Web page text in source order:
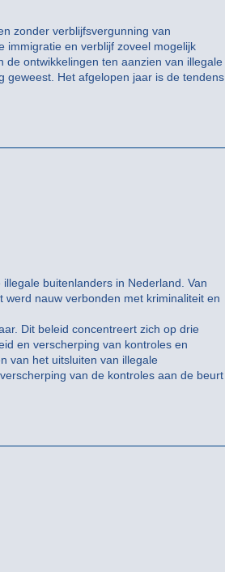
zonder verblijfsvergunning van
immigratie en verblijf zoveel mogelijk
ontwikkelingen ten aanzien van illegale
geweest. Het afgelopen jaar is de tendens
buitenlanders in Nederland. Van
nauw verbonden met kriminaliteit en
Dit beleid concentreert zich op drie
en verscherping van kontroles en
van het uitsluiten van illegale
van de kontroles aan de beurt